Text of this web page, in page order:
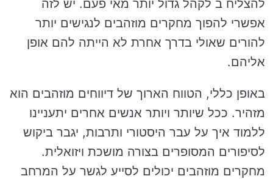
להצליח ב לקהל גדול יותר מאי פעם. יש לזה
אפשרי להפוך מחקרים מוזהבים לנגישים יותר
להורים שאולי בדרך אחרת לא הייתה להם אופן
אליהם.
באופן כללי, הטווח הארוך של דיווחים מוזהבים הוא
מזהיר. ככל שיותר ויותר אנשים אחרים יתעניינו
ללמוד איך על עבר היסטורי ותרבות, יגבר ביקוש
לסיפורים המסופרים בצורה מושכת ויזואלית.
מחקרים מוזהבים יכולים לסייע לגשר על המרחב